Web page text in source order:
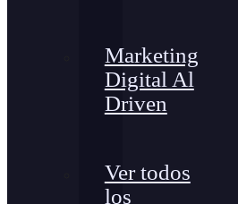
Marketing
Digital Al
Driven
Ver todos
los